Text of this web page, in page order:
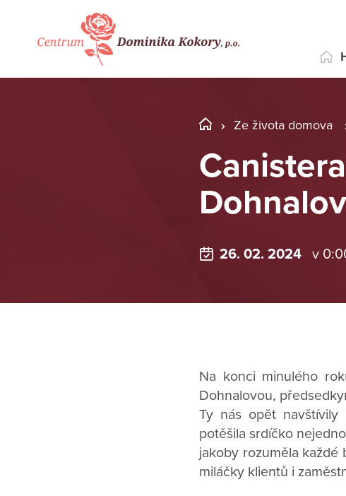
Ze života domova
26. 02. 2024 v
Na konci minulého
Dohnalovou,
Ty nás opět navštívily
potěšila srdíčko
jakoby rozuměla každé
miláčky klientů i